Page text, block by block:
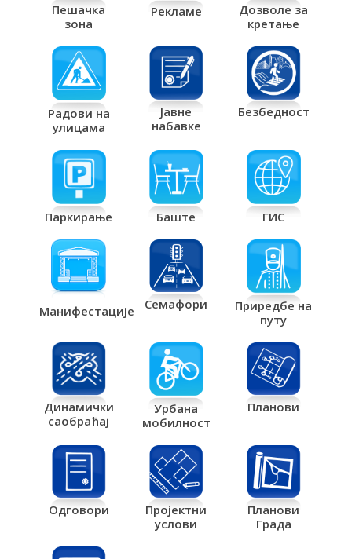
Пешачка
зона
Рекламе
Дозволе за
кретање
Радови на
улицама
Јавне
набавке
Безбедност
Паркирање Баште ГИС
Манифестације Семафори
Приредбе на
путу
Динамички
саобраћај
Урбана
мобилност
Планови
Одговори
Пројектни
услови
Планови
Града